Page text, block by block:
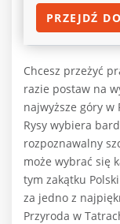
PRZEJDŹ
Chcesz przeżyć
razie postaw na
najwyższe góry w
Rysy wybiera
rozpoznawalny
może wybrać się
tym zakątku
za jedno z
Przyroda w